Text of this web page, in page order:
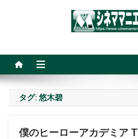
タグ: 悠木碧
僕のヒーローアカデミア